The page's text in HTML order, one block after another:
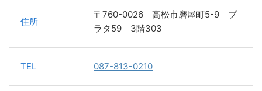
住所
〒760-0026 高松市磨屋町5-9 プ
ラタ59 3階303
TEL 087-813-0210